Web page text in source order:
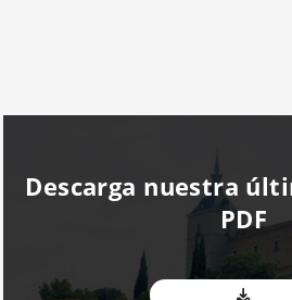
Descarga nuestra
PDF